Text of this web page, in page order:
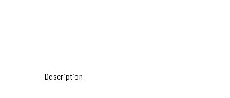
Description